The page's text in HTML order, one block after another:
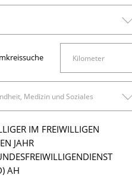
Pankow
Medizin und Soziales
Rechnungswesen und Controlling
Medizin und Soziales
und technische Berufe
und HR
IM FREIWILLIGEN
JAHR
AH